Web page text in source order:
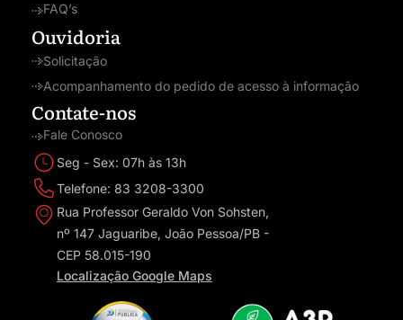
FAQ’s
Ouvidoria
Solicitação
Acompanhamento do pedido de acesso à informação
Contate-nos
Fale Conosco
Seg - Sex: 07h às 13h
Telefone: 83 3208-3300
Rua Professor Geraldo Von Sohsten,
nº 147 Jaguaribe, João Pessoa/PB -
CEP 58.015-190
Localização Google Maps